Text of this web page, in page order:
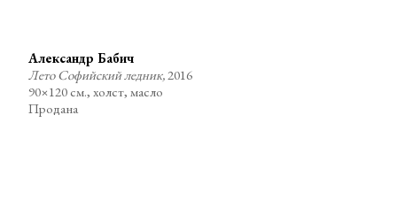
Александр Бабич
Лето Софийский ледник,2016
90×120 см., холст, масло
Продана